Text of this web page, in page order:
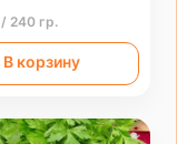
/ 240 гр.
В корзину